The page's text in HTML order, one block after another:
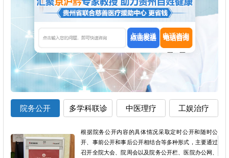
院务公开 多学科联诊 中医理疗 工娱治疗
促
根据院务公开内容的具体情况采取定时公开和随时公
开、事前公开和事后公开相结合等多种形式，主要通过
召开全院大会、院周会以及院务公开栏、医院办公网、
点击发送 电话咨询